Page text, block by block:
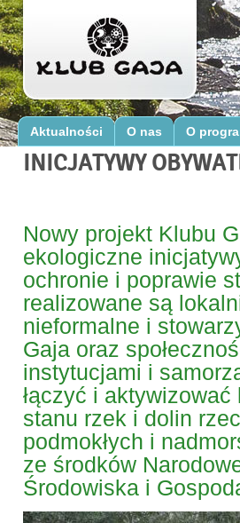
Aktualności O nas O
INICJATYWY
Nowy projekt Klubu
ekologiczne
ochronie i poprawie
realizowane są
nieformalne i
Gaja oraz
instytucjami i
łączyć i
stanu rzek i dolin
podmokłych i
ze środków
Środowiska i